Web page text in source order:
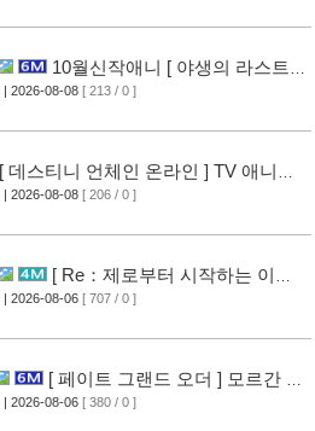
10월신작애니 [ 야생의 라스트
타났다! ] 2기 PV 영상 공개
| 2026-08-08 [ 213 / 0 ]
[ 데스티니 언체인 온라인 ] TV 애니메
정 [7]
| 2026-08-08 [ 206 / 0 ]
[ Re：제로부터 시작하는 이세
4기 탈환편 PV 영상 공개
| 2026-08-06 [ 707 / 0 ]
[ 페이트 그랜드 오더 ] 모르간 르
피규어 공개
[8]
| 2026-08-06 [ 380 / 0 ]